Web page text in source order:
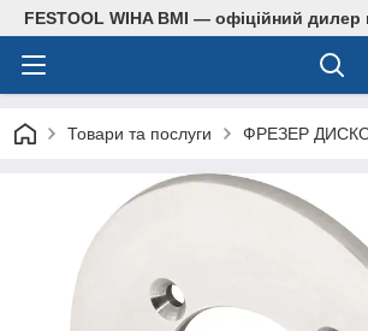
FESTOOL WIHA BMI — офіційний
Товари та послуги ФРЕЗЕР